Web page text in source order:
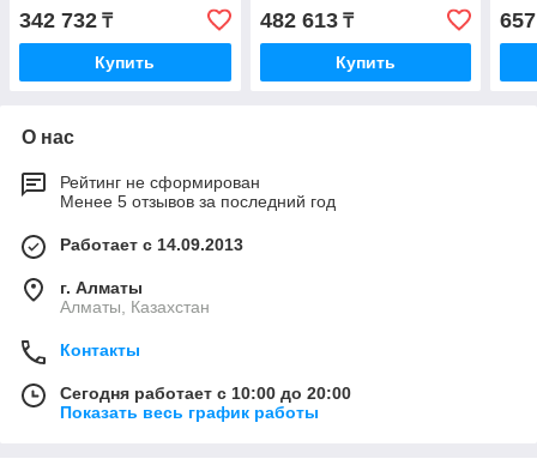
342 732 ₸
Купить
482 613₸
Купить
О нас
Рейтинг не сформирован
Менее 5 отзывов за последний год
Работает с 14.09.2013
г. Алматы
Алматы, Казахстан
Контакты
Сегодня работает с 10:00 до 20:00
Показать весь график работы